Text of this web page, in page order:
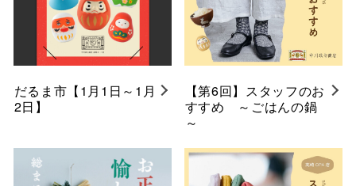
だるま市【1月1日～1月
2日】
【第6回】スタッフのお
すすめ ～ごはんの鍋
～